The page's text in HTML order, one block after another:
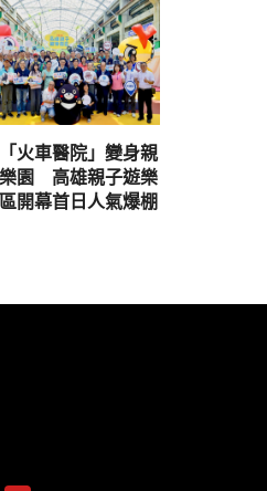
火車醫院」變身親
園 高雄親子遊樂
開幕首日人氣爆棚